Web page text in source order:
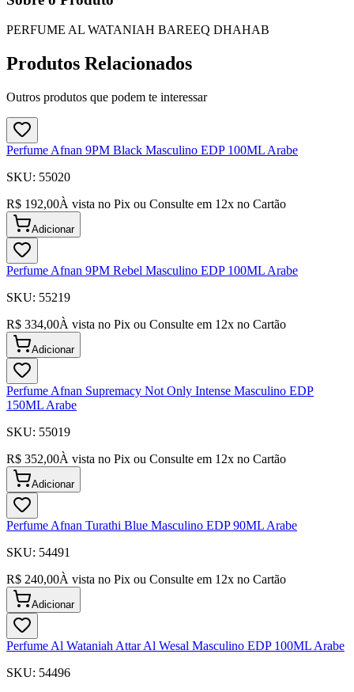
PERFUME AL WATANIAH BAREEQ DHAHAB
Produtos Relacionados
Outros produtos que podem te interessar
Perfume Afnan 9PM Black Masculino EDP 100ML Arabe
SKU: 55020
R$ 192,00À vista no Pix ou Consulte em 12x no Cartão
Adicionar
Perfume Afnan 9PM Rebel Masculino EDP 100ML Arabe
SKU: 55219
R$ 334,00À vista no Pix ou Consulte em 12x no Cartão
Adicionar
Perfume Afnan Supremacy Not Only Intense Masculino EDP
150ML Arabe
SKU: 55019
R$ 352,00À vista no Pix ou Consulte em 12x no Cartão
Adicionar
Perfume Afnan Turathi Blue Masculino EDP 90ML Arabe
SKU: 54491
R$ 240,00À vista no Pix ou Consulte em 12x no Cartão
Adicionar
Perfume Al Wataniah Attar Al Wesal Masculino EDP 100ML Arabe
SKU: 54496